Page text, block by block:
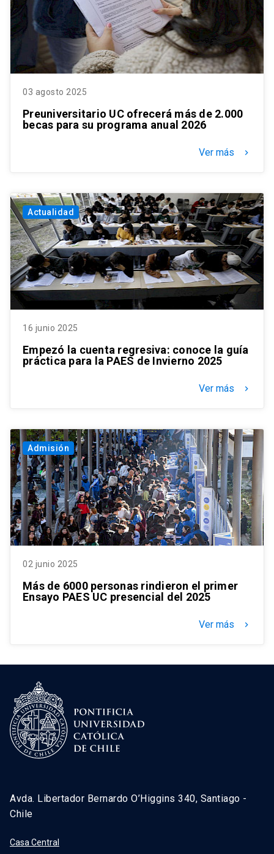
03 agosto 2025
Preuniversitario UC ofrecerá más de 2.000
becas para su programa anual 2026
Ver más keyboard_arrow_right
Actualidad
16 junio 2025
Empezó la cuenta regresiva: conoce la guía
práctica para la PAES de Invierno 2025
Ver más keyboard_arrow_right
Admisión
02 junio 2025
Más de 6000 personas rindieron el primer
Ensayo PAES UC presencial del 2025
Ver más keyboard_arrow_right
Avda. Libertador Bernardo O’Higgins 340, Santiago -
Chile
Casa Central